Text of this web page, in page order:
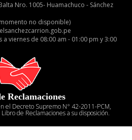
Nro. 1005- Huamachuco - Sánchez
no disponible)
viernes de 08:00 am - 01:00 pm y 3:00
Reclamaciones
el Decreto Supremo N° 42-2011-PCM,
de Reclamaciones a su disposición.